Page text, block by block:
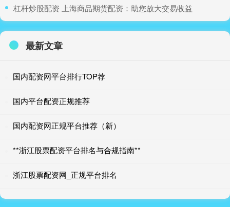
​杠杆炒股配资 上海商品期货配资：助您放大交易收益
最新文章
国内配资网平台排行TOP荐
国内平台配资正规推荐
国内配资网正规平台推荐（新）
**浙江股票配资平台排名与合规指南**
浙江股票配资网_正规平台排名